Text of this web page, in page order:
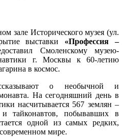
зале Исторического музея (ул.
выставки «Профессия –
Смоленскому музею-
г. Москвы к 60-летию
в космос.
о необычной и
На сегодняшний день в
насчитывается 567 землян –
и тайконавтов, побывавших в
одной из самых редких,
мире.